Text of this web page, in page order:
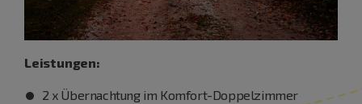
Leistungen:
2 x Übernachtung im Komfort-Doppelzimmer